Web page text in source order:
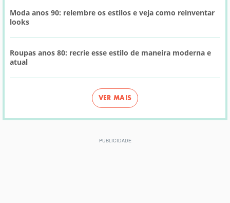
Moda anos 90: relembre os estilos e veja como reinventar
looks
Roupas anos 80: recrie esse estilo de maneira moderna e
atual
VER MAIS